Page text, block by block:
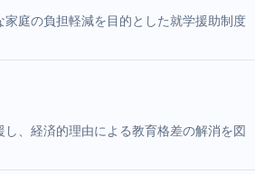
庭の負担軽減を目的とした就学援助制度
、経済的理由による教育格差の解消を図